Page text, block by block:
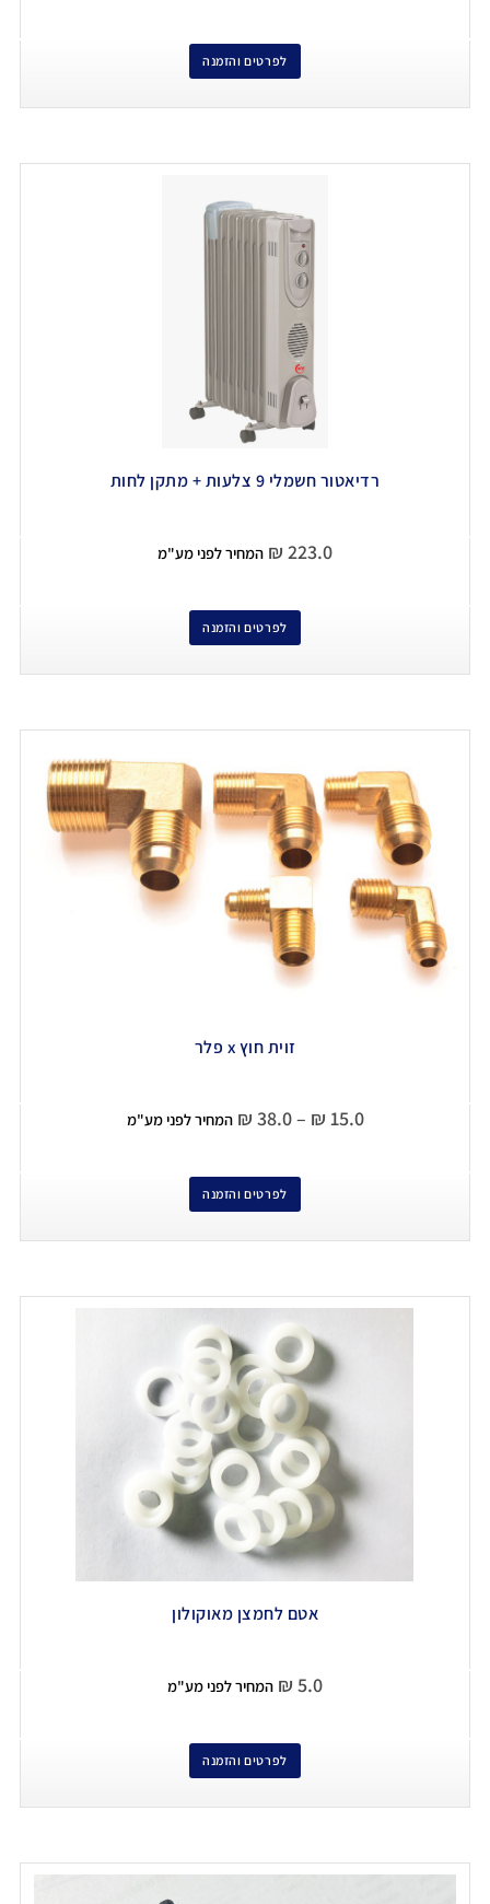
לפרטים והזמנה
רדיאטור חשמלי 9 צלעות + מתקן לחות
₪ 223.0 המחיר לפני מע"מ
לפרטים והזמנה
זוית חוץ x פלר
₪ 15.0
–
₪ 38.0 המחיר לפני מע"מ
לפרטים והזמנה
אטם לחמצן מאוקולון
₪ 5.0 המחיר לפני מע"מ
לפרטים והזמנה